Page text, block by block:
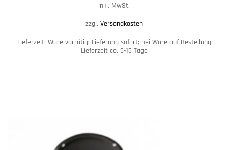
inkl. MwSt.
zzgl. Versandkosten
Lieferzeit: Ware vorrätig: Lieferung sofort; bei Ware auf Bestellung
Lieferzeit ca. 5-15 Tage